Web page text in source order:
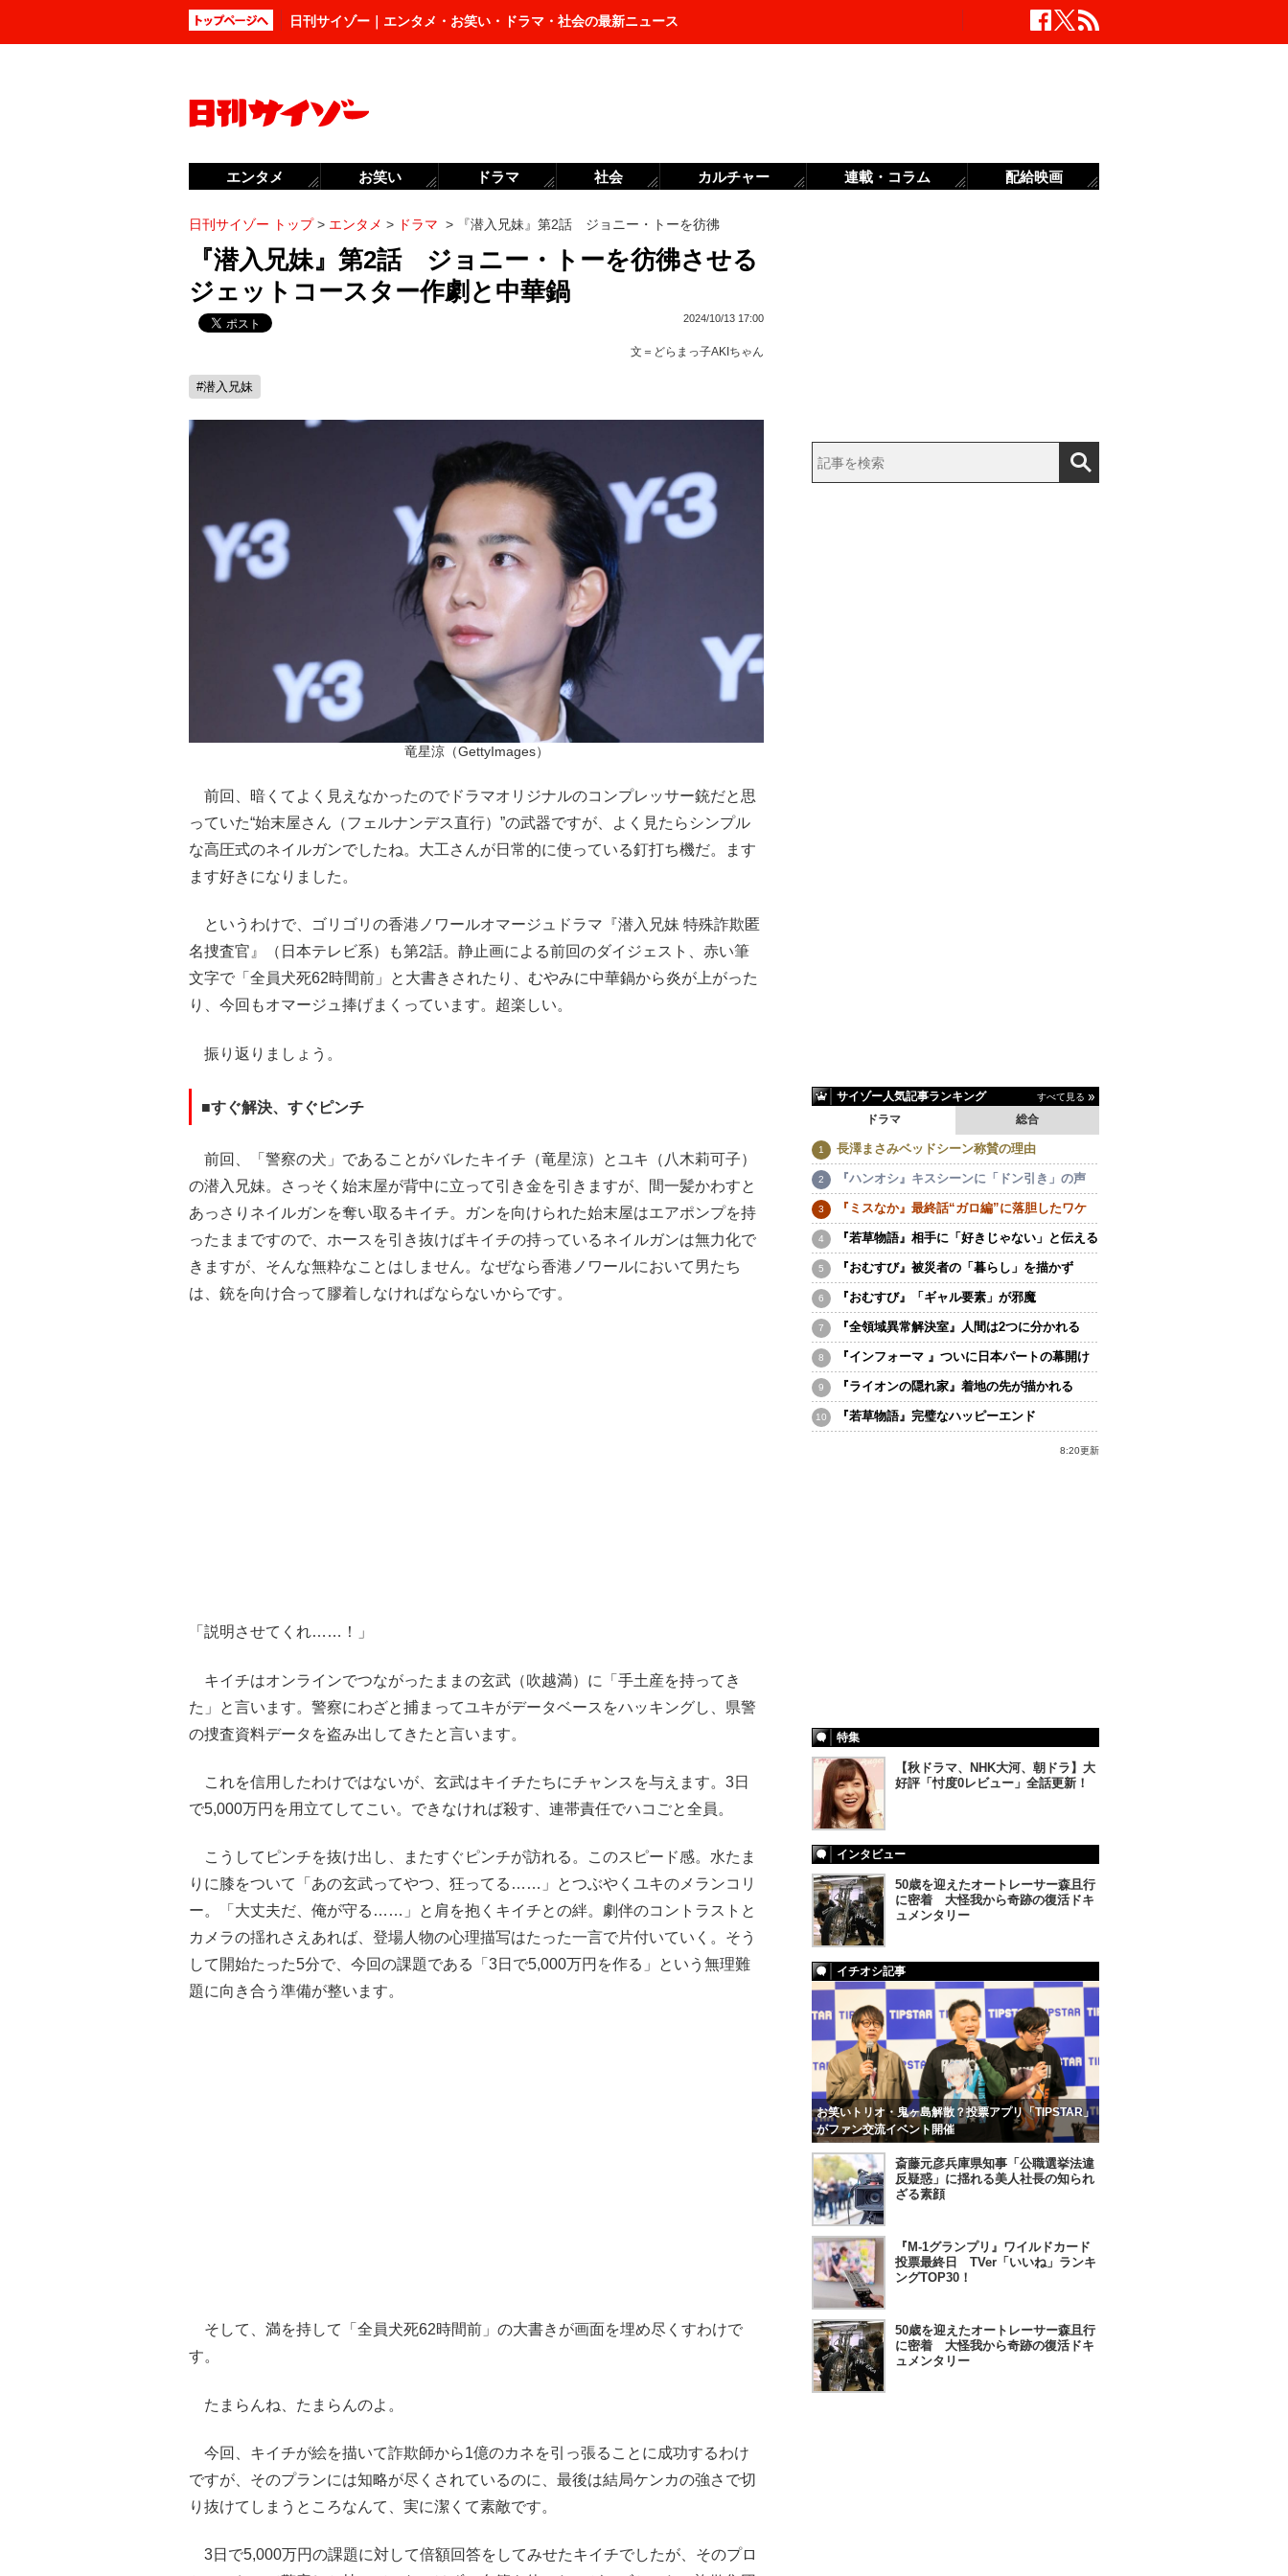
日刊サイゾー｜エンタメ・お笑い・ドラマ・社会の最新ニュース
日刊サイゾー トップ> エンタメ > ドラマ > 『潜入兄妹』第2話 ジョニー・トーを彷彿
『潜入兄妹』第2話 ジョニー・トーを彷彿させる
ジェットコースター作劇と中華鍋
2024/10/13 17:00
文＝ どらまっ子AKIちゃん
#潜入兄妹
竜星涼（GettyImages）
前回、暗くてよく見えなかったのでドラマオリジナルのコンプレッサー銃だと思
っていた“始末屋さん（フェルナンデス直行）”の武器ですが、よく見たらシンプル
な高圧式のネイルガンでしたね。大工さんが日常的に使っている釘打ち機だ。ます
ます好きになりました。
というわけで、ゴリゴリの香港ノワールオマージュドラマ『潜入兄妹 特殊詐欺匿
名捜査官』（日本テレビ系）も第2話。静止画による前回のダイジェスト、赤い筆
文字で「全員犬死62時間前」と大書きされたり、むやみに中華鍋から炎が上がった
り、今回もオマージュ捧げまくっています。超楽しい。
振り返りましょう。
■すぐ解決、すぐピンチ
前回、「警察の犬」であることがバレたキイチ（竜星涼）とユキ（八木莉可子）
の潜入兄妹。さっそく始末屋が背中に立って引き金を引きますが、間一髪かわすと
あっさりネイルガンを奪い取るキイチ。ガンを向けられた始末屋はエアポンプを持
ったままですので、ホースを引き抜けばキイチの持っているネイルガンは無力化で
きますが、そんな無粋なことはしません。なぜなら香港ノワールにおいて男たち
は、銃を向け合って膠着しなければならないからです。
「説明させてくれ……！」
キイチはオンラインでつながったままの玄武（吹越満）に「手土産を持ってき
た」と言います。警察にわざと捕まってユキがデータベースをハッキングし、県警
の捜査資料データを盗み出してきたと言います。
これを信用したわけではないが、玄武はキイチたちにチャンスを与えます。3日
で5,000万円を用立てしてこい。できなければ殺す、連帯責任でハコごと全員。
こうしてピンチを抜け出し、またすぐピンチが訪れる。このスピード感。水たま
りに膝をついて「あの玄武ってやつ、狂ってる……」とつぶやくユキのメランコリ
ー。「大丈夫だ、俺が守る……」と肩を抱くキイチとの絆。劇伴のコントラストと
カメラの揺れさえあれば、登場人物の心理描写はたった一言で片付いていく。そう
して開始たった5分で、今回の課題である「3日で5,000万円を作る」という無理難
題に向き合う準備が整います。
そして、満を持して「全員犬死62時間前」の大書きが画面を埋め尽くすわけで
す。
たまらんね、たまらんのよ。
今回、キイチが絵を描いて詐欺師から1億のカネを引っ張ることに成功するわけ
ですが、そのプランには知略が尽くされているのに、最後は結局ケンカの強さで切
り抜けてしまうところなんて、実に潔くて素敵です。
3日で5,000万円の課題に対して倍額回答をしてみせたキイチでしたが、そのプロ
サイゾー人気記事ランキング すべて見る
ドラマ 総合
長澤まさみベッドシーン称賛の理由
『ハンオシ』キスシーンに「ドン引き」の声
『ミスなか』最終話“ガロ編”に落胆したワケ
『若草物語』相手に「好きじゃない」と伝える
『おむすび』被災者の「暮らし」を描かず
『おむすび』「ギャル要素」が邪魔
『全領域異常解決室』人間は2つに分かれる
『インフォーマ 』ついに日本パートの幕開け
『ライオンの隠れ家』着地の先が描かれる
『若草物語』完璧なハッピーエンド
8:20更新
特集
【秋ドラマ、NHK大河、朝ドラ】大
好評「忖度0レビュー」全話更新！
インタビュー
50歳を迎えたオートレーサー森且行
に密着 大怪我から奇跡の復活ドキ
ュメンタリー
イチオシ記事
お笑いトリオ・鬼ヶ島解散？投票アプリ「TIPSTAR」
がファン交流イベント開催
斎藤元彦兵庫県知事「公職選挙法違
反疑惑」に揺れる美人社長の知られ
ざる素顔
『M-1グランプリ』ワイルドカード
投票最終日 TVer「いいね」ランキ
ングTOP30！
50歳を迎えたオートレーサー森且行
に密着 大怪我から奇跡の復活ドキ
ュメンタリー
エンタメ お笑い ドラマ 社会 カルチャー 連載・コラム 配給映画